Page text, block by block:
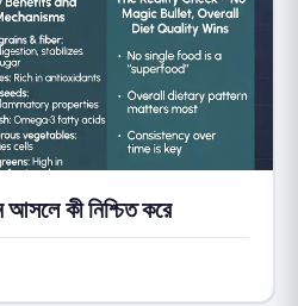
আসলে কী নিশ্চিত করে